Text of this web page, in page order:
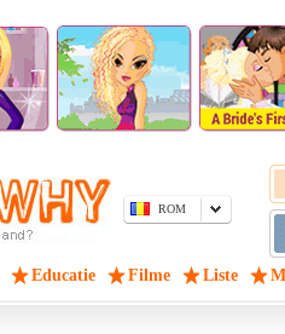
ROM
Educatie Filme Liste